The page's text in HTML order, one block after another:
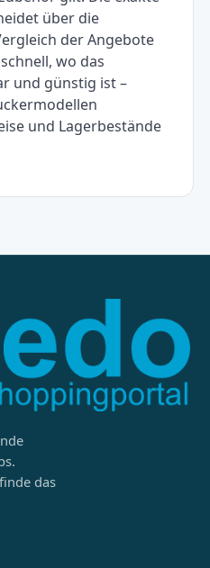
gilt: Die exakte
über die
der Angebote
wo das
und günstig ist –
und Lagerbestände
das